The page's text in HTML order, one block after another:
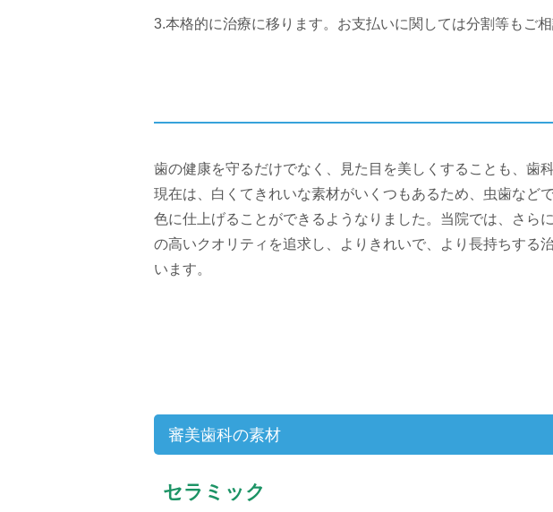
3.本格的に治療に移ります。お支払いに関しては分割等もご
歯の健康を守るだけでなく、見た目を美しくすることも、歯
現在は、白くてきれいな素材がいくつもあるため、虫歯など
色に仕上げることができるようなりました。当院では、さら
の高いクオリティを追求し、よりきれいで、より長持ちする
います。
審美歯科の素材
セラミック